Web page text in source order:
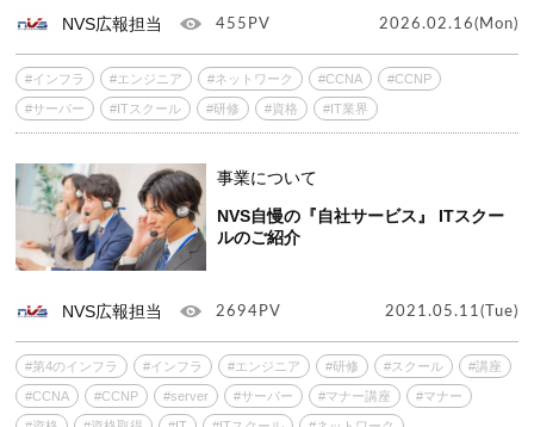
NVS広報担当 455PV 2026.02.16(Mon)
#インフラ #エンジニア #ネットワーク #CCNA #CCNP
#サーバー #ITスクール #研修 #資格 #IT業界
事業について
NVS自慢の『自社サービス』 ITスクー
ルのご紹介
NVS広報担当 2694PV 2021.05.11(Tue)
#第4のインフラ #インフラ #エンジニア #研修 #スクール #講座
#CCNA #CCNP #server #サーバー #マナー講座 #マナー